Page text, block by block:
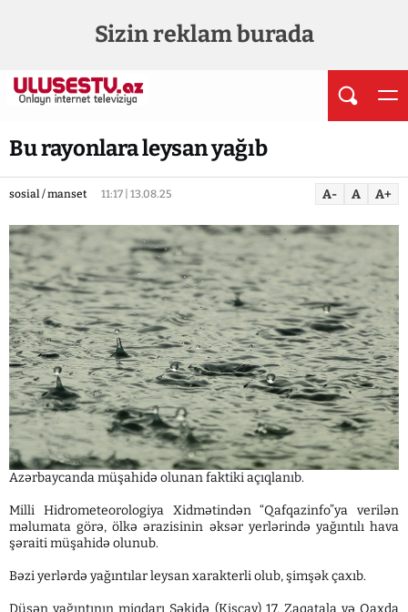
Sizin reklam burada
Bu rayonlara leysan yağıb
sosial / manset 11:17 | 13.08.25 A- A A+
Azərbaycanda müşahidə olunan faktiki açıqlanıb.
Milli Hidrometeorologiya Xidmətindən “Qafqazinfo”ya verilən
məlumata görə, ölkə ərazisinin əksər yerlərində yağıntılı hava
şəraiti müşahidə olunub.
Bəzi yerlərdə yağıntılar leysan xarakterli olub, şimşək çaxıb.
Düşən yağıntının miqdarı Şəkidə (Kişçay) 17, Zaqatala və Qaxda